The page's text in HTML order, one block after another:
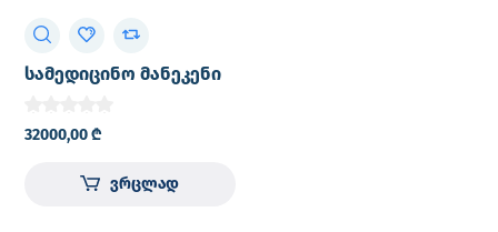
სამედიცინო მანეკენი
უახლესი მოდელი,
ექიმებისთვის
32000,00₾
ვრცლად